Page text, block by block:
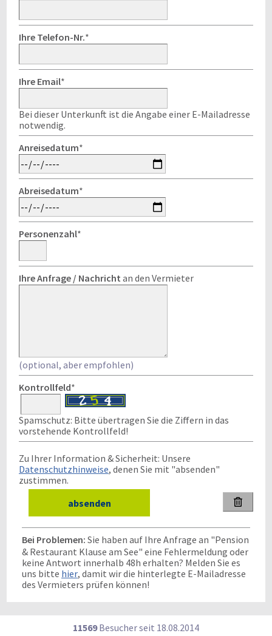
Ihre Telefon-Nr.*
Ihre Email*
Bei dieser Unterkunft ist die Angabe einer E-Mailadresse
notwendig.
Anreisedatum*
Abreisedatum*
Personenzahl*
Ihre Anfrage / Nachricht an den Vermieter
(optional, aber empfohlen)
Kontrollfeld*
Spamschutz: Bitte übertragen Sie die Ziffern in das
vorstehende Kontrollfeld!
Zu Ihrer Information & Sicherheit: Unsere
Datenschutzhinweise, denen Sie mit "absenden"
zustimmen.

Bei Problemen: Sie haben auf Ihre Anfrage an "Pension
& Restaurant Klause am See" eine Fehlermeldung oder
keine Antwort innerhalb 48h erhalten? Melden Sie es
uns bitte hier, damit wir die hinterlegte E-Mailadresse
des Vermieters prüfen können!
11569Besucher seit 18.08.2014